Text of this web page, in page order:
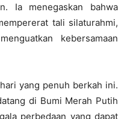
Ia menegaskan bahwa
tali silaturahmi,
kebersamaan
yang penuh berkah ini.
di Bumi Merah Putih
perbedaan yang dapat